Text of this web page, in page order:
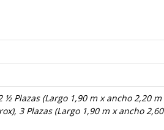
½ Plazas (Largo 1,90 m x ancho 2,20 m
, 3 Plazas (Largo 1,90 m x ancho 2,60